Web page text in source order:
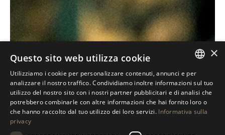
ITALIAN
ENGLISH
SPANISH
×
Questo sito web utilizza cookie
Utilizziamo i cookie per personalizzare contenuti, annunci e per
analizzare il nostro traffico. Condividiamo inoltre informazioni sul tuo
utilizzo del nostro sito con i nostri partner pubblicitari e di analisi che
potrebbero combinarle con altre informazioni che hai fornito loro o
che hanno raccolto dal tuo utilizzo dei loro servizi. Informativa sulla
privacy